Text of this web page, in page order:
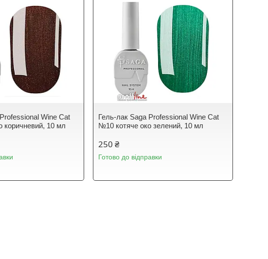
Wine Cat
коричневий, 10 мл
Гель-лак Saga Professional Wine Cat
№10 котяче око зелений, 10 мл
250 ₴
Готово до відправки